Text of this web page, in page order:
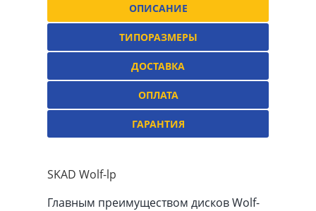
ОПИСАНИЕ
ТИПОРАЗМЕРЫ
ДОСТАВКА
ОПЛАТА
ГАРАНТИЯ
SKAD Wolf-lp
Главным преимуществом дисков Wolf-